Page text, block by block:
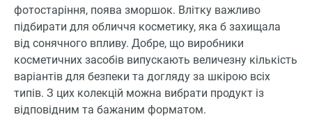
фотостаріння, поява зморшок. Влітку важливо
підбирати для обличчя косметику, яка б захищала
від сонячного впливу. Добре, що виробники
косметичних засобів випускають величезну кількість
варіантів для безпеки та догляду за шкірою всіх
типів. З цих колекцій можна вибрати продукт із
відповідним та бажаним форматом.